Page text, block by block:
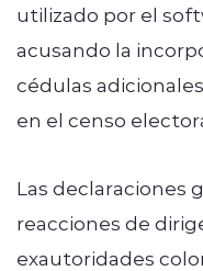
utilizado por el
acusando la
cédulas
en el censo
Las declaraciones
reacciones de
exautoridades